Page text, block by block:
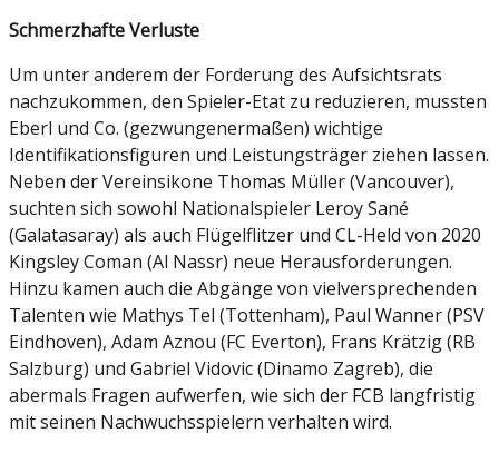
Schmerzhafte Verluste
Um unter anderem der Forderung des Aufsichtsrats
nachzukommen, den Spieler-Etat zu reduzieren, mussten
Eberl und Co. (gezwungenermaßen) wichtige
Identifikationsfiguren und Leistungsträger ziehen lassen.
Neben der Vereinsikone Thomas Müller (Vancouver),
suchten sich sowohl Nationalspieler Leroy Sané
(Galatasaray) als auch Flügelflitzer und CL-Held von 2020
Kingsley Coman (Al Nassr) neue Herausforderungen.
Hinzu kamen auch die Abgänge von vielversprechenden
Talenten wie Mathys Tel (Tottenham), Paul Wanner (PSV
Eindhoven), Adam Aznou (FC Everton), Frans Krätzig (RB
Salzburg) und Gabriel Vidovic (Dinamo Zagreb), die
abermals Fragen aufwerfen, wie sich der FCB langfristig
mit seinen Nachwuchsspielern verhalten wird.